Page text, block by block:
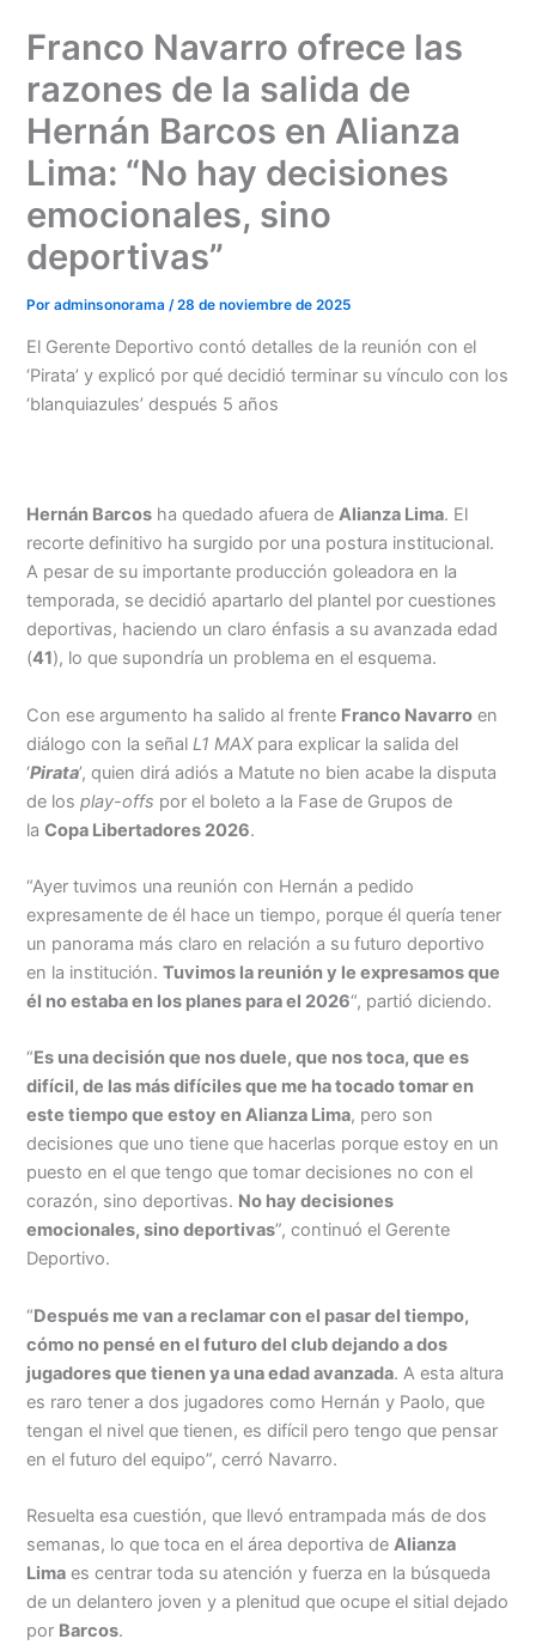
Menu
Franco Navarro ofrece las
razones de la salida de
Hernán Barcos en Alianza
Lima: “No hay decisiones
emocionales, sino
deportivas”
Poradminsonorama/28 de noviembre de 2025
El Gerente Deportivo contó detalles de la reunión con el
‘Pirata’ y explicó por qué decidió terminar su vínculo con los
‘blanquiazules’ después 5 años
Hernán Barcos ha quedado afuera deAlianza Lima. El
recorte definitivo ha surgido por una postura institucional.
A pesar de su importante producción goleadora en la
temporada, se decidió apartarlo del plantel por cuestiones
deportivas, haciendo un claro énfasis a su avanzada edad
(41), lo que supondría un problema en el esquema.
Con ese argumento ha salido al frente Franco Navarro en
diálogo con la señal L1 MAX para explicar la salida del
‘Pirata’, quien dirá adiós a Matute no bien acabe la disputa
de losplay-offs por el boleto a la Fase de Grupos de
laCopa Libertadores 2026.
“Ayer tuvimos una reunión con Hernán a pedido
expresamente de él hace un tiempo, porque él quería tener
un panorama más claro en relación a su futuro deportivo
en la institución.Tuvimos la reunión y le expresamos que
él no estaba en los planes para el 2026“, partió diciendo.
“Es una decisión que nos duele, que nos toca, que es
difícil, de las más difíciles que me ha tocado tomar en
este tiempo que estoy en Alianza Lima, pero son
decisiones que uno tiene que hacerlas porque estoy en un
puesto en el que tengo que tomar decisiones no con el
corazón, sino deportivas. No hay decisiones
emocionales, sino deportivas”, continuó el Gerente
Deportivo.
“Después me van a reclamar con el pasar del tiempo,
cómo no pensé en el futuro del club dejando a dos
jugadores que tienen ya una edad avanzada. A esta altura
es raro tener a dos jugadores como Hernán y Paolo, que
tengan el nivel que tienen, es difícil pero tengo que pensar
en el futuro del equipo”, cerró Navarro.
Resuelta esa cuestión, que llevó entrampada más de dos
semanas, lo que toca en el área deportiva deAlianza
Lima es centrar toda su atención y fuerza en la búsqueda
de un delantero joven y a plenitud que ocupe el sitial dejado
por Barcos.